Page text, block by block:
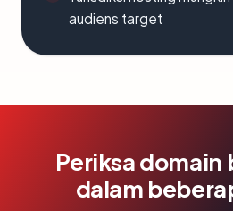
audiens target
Periksa domain
dalam